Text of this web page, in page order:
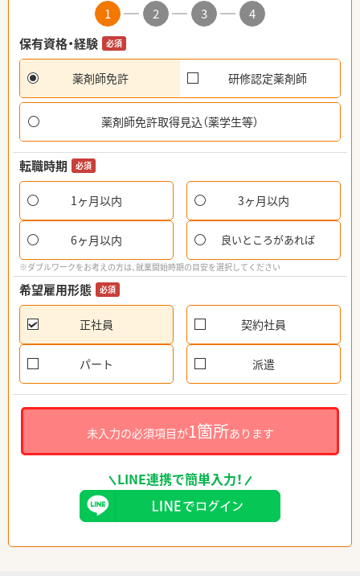
1 2 3
4
保有資格・経験
必須
薬剤師免許 研修認定薬剤師
薬剤師免許取得見込（薬学生等）
転職時期 必須
1ヶ月以内 3ヶ月以内
6ヶ月以内 良いところがあれば
※ダブルワークをお考えの方は、就業開始時期の目安を選択してください
希望雇用形態 必須
正社員 契約社員
パート 派遣
未入力の必須項目が1箇所あります
LINE連携で簡単入力！